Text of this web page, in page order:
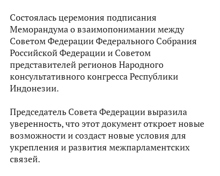
Состоялась церемония подписания
Меморандума о взаимопонимании между
Советом Федерации Федерального Собрания
Российской Федерации и Советом
представителей регионов Народного
консультативного конгресса Республики
Индонезии.
Председатель Совета Федерации выразила
уверенность, что этот документ откроет новые
возможности и создаст новые условия для
укрепления и развития межпарламентских
связей.